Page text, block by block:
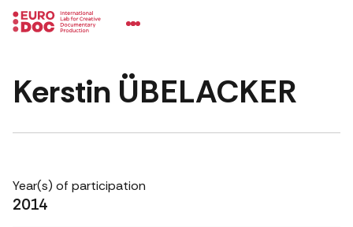
Kerstin ÜBELACKER
Year(s) of participation
2014